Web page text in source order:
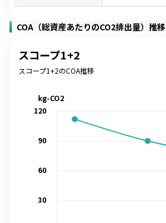
COA（総資産あたりのCO2排出量）推移
スコープ1+2
スコープ1+2のCOA推移
30
60
90
120
kg-CO2